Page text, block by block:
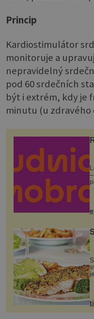
Princip
Kardiostimulátor
monitoruje a
nepravidelný
pod 60 srdečních
být i extrém, kdy je
minutu (u zdravého